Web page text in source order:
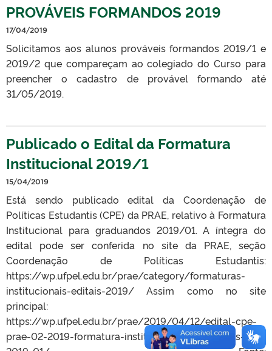
PROVÁVEIS FORMANDOS 2019
17/04/2019
Solicitamos aos alunos prováveis formandos 2019/1 e
2019/2 que compareçam ao colegiado do Curso para
preencher o cadastro de provável formando até
31/05/2019.
Publicado o Edital da Formatura
Institucional 2019/1
15/04/2019
Está sendo publicado edital da Coordenação de
Políticas Estudantis (CPE) da PRAE, relativo à Formatura
Institucional para graduandos 2019/01. A íntegra do
edital pode ser conferida no site da PRAE, seção
Coordenação de Políticas Estudantis:
https://wp.ufpel.edu.br/prae/category/formaturas-
institucionais-editais-2019/ Assim como no site
principal:
https://wp.ufpel.edu.br/prae/2019/04/12/edital-cpe-
prae-02-2019-formatura-institucional-graduandos-